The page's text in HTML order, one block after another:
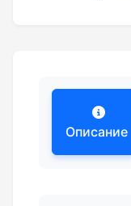
Описание